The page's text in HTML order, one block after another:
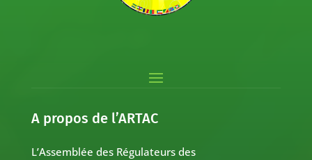
A propos de l’ARTAC
L’Assemblée des Régulateurs des